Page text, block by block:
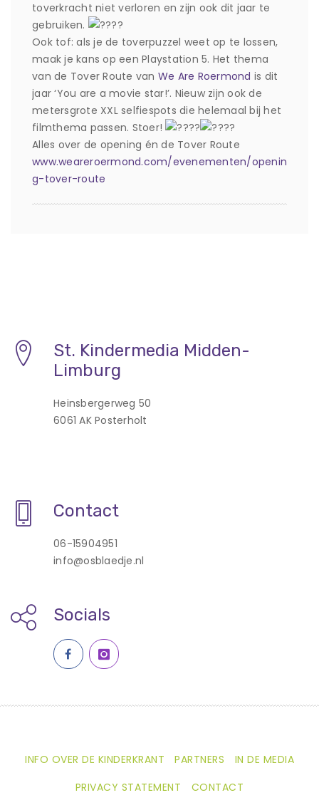
toverkracht niet verloren en zijn ook dit jaar te
gebruiken.
Ook tof: als je de toverpuzzel weet op te lossen,
maak je kans op een Playstation 5. Het thema
van de Tover Route van We Are Roermond is dit
jaar ‘You are a movie star!’. Nieuw zijn ook de
metersgrote XXL selfiespots die helemaal bij het
filmthema passen. Stoer!
Alles over de opening én de Tover Route
www.weareroermond.com/evenementen/openin
g-tover-route
St. Kindermedia Midden-
Limburg
Heinsbergerweg 50
6061 AK Posterholt
Contact
06-15904951
info@osblaedje.nl
Socials
INFO OVER DE KINDERKRANT PARTNERS
IN DE MEDIA
PRIVACY STATEMENT
CONTACT